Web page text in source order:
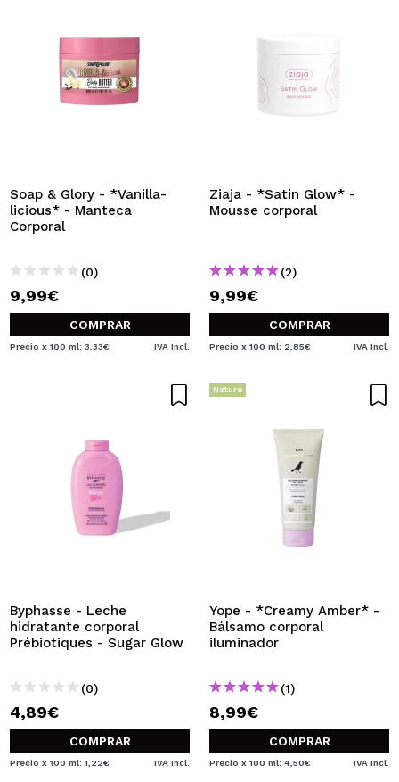
Soap & Glory - *Vanilla-
licious* - Manteca
Corporal
(0)
9,99€
COMPRAR
Precio x 100 ml: 3,33€ IVA Incl.
Ziaja - *Satin Glow* -
Mousse corporal
(2)
9,99€
COMPRAR
Precio x 100 ml: 2,85€ IVA Incl.
Byphasse - Leche
hidratante corporal
Prébiotiques - Sugar Glow
(0)
4,89€
COMPRAR
Precio x 100 ml: 1,22€ IVA Incl.
Nature
Yope - *Creamy Amber* -
Bálsamo corporal
iluminador
(1)
8,99€
COMPRAR
Precio x 100 ml: 4,50€ IVA Incl.